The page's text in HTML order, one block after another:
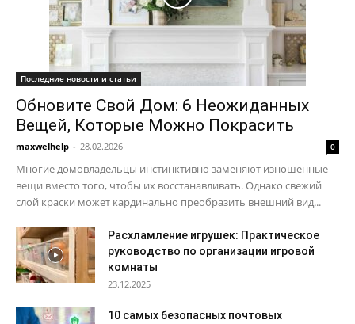
Последние новости и статьи
Обновите Свой Дом: 6 Неожиданных
Вещей, Которые Можно Покрасить
maxwelhelp - 28.02.2026 0
Многие домовладельцы инстинктивно заменяют изношенные
вещи вместо того, чтобы их восстанавливать. Однако свежий
слой краски может кардинально преобразить внешний вид...
Расхламление игрушек: Практическое
руководство по организации игровой
комнаты
23.12.2025
10 самых безопасных почтовых